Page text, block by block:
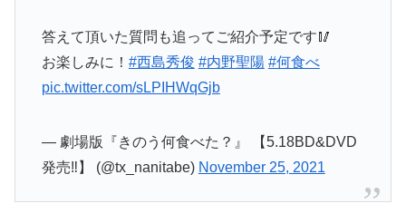
答えて頂いた質問も追ってご紹介予定です🥢
お楽しみに！ #西島秀俊 #内野聖陽 #何食べ
pic.twitter.com/sLPIHWqGjb
— 劇場版『きのう何食べた？』 【5.18BD&DVD
発売‼︎】 (@tx_nanitabe) November 25, 2021